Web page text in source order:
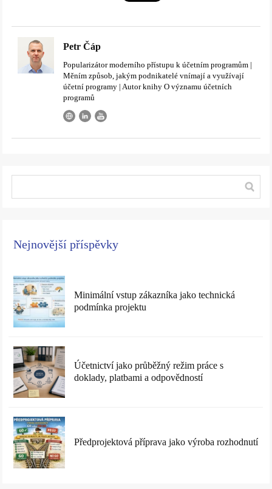
Petr Čáp
Popularizátor moderního přístupu k účetním programům |
Měním způsob, jakým podnikatelé vnímají a využívají
účetní programy | Autor knihy O významu účetních
programů
Nejnovější příspěvky
Minimální vstup zákazníka jako technická
podmínka projektu
Účetnictví jako průběžný režim práce s
doklady, platbami a odpovědností
Předprojektová příprava jako výroba rozhodnutí